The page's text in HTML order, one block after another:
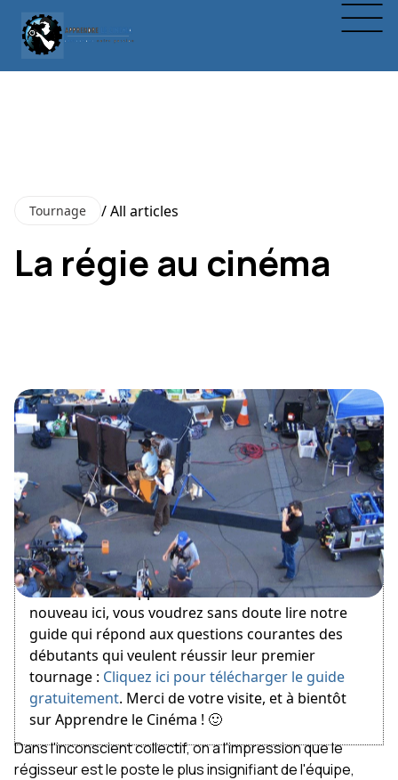
Tournage / All articles
La régie au cinéma
February 2, 2012
Bienvenue sur Apprendre le Cinéma ! Si vous êtes
nouveau ici, vous voudrez sans doute lire notre
guide qui répond aux questions courantes des
débutants qui veulent réussir leur premier
tournage : Cliquez ici pour télécharger le guide
gratuitement. Merci de votre visite, et à bientôt
sur Apprendre le Cinéma ! 🙂
Dans l'inconscient collectif, on a l'impression que le
régisseur est le poste le plus insignifiant de l'équipe,